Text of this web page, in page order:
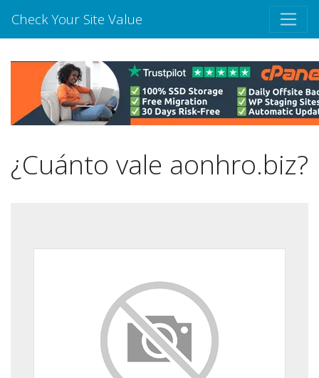
Check Your Site Value
¿Cuánto vale aonhro.biz?